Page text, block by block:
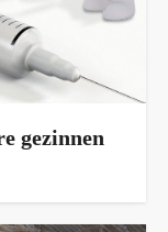
gezinnen